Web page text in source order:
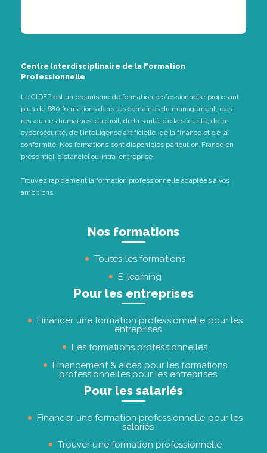
Centre Interdisciplinaire de la Formation
Professionnelle
Le CIDFP est un organisme de formation professionnelle proposant
plus de 680 formations dans les domaines du management, des
ressources humaines, du droit, de la santé, de la sécurité, de la
cybersécurité, de l’intelligence artificielle, de la finance et de la
conformité. Nos formations sont disponibles partout en France en
présentiel, distanciel ou intra-entreprise.
Trouvez rapidement la formation professionnelle adaptées à vos
ambitions.
Nos formations
Toutes les formations
E-learning
Pour les entreprises
Financer une formation professionnelle pour les
entreprises
Les formations professionnelles
Financement & aides pour les formations
professionnelles pour les entreprises
Pour les salariés
Financer une formation professionnelle pour les
salariés
Trouver une formation professionnelle